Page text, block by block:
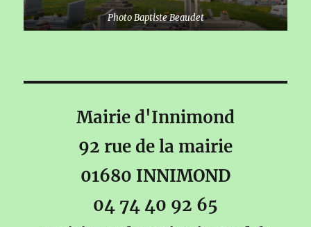
Photo Baptiste Beaudet
Mairie d'Innimond
92 rue de la mairie
01680 INNIMOND
04 74 40 92 65